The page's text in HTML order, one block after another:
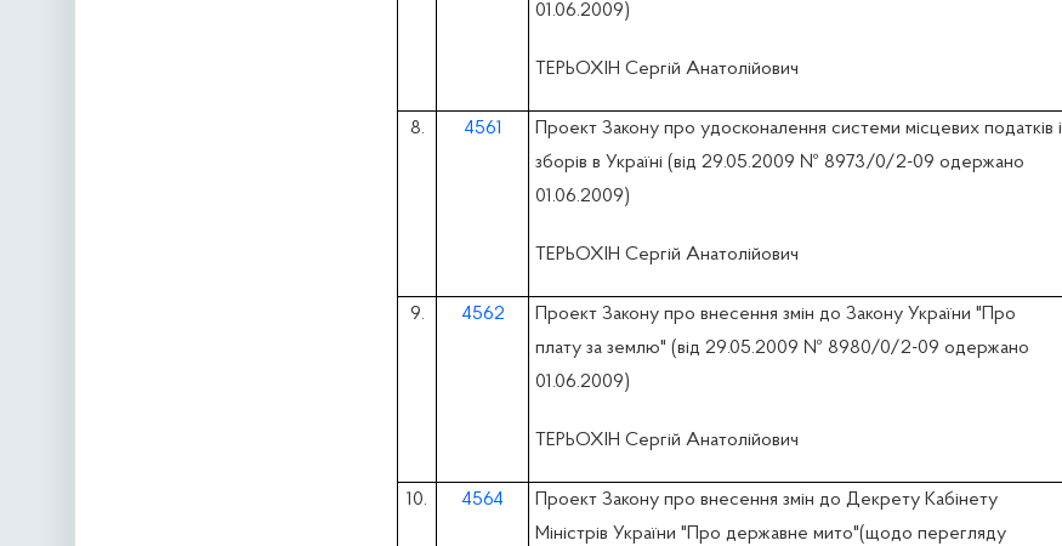
01.06.2009)
ТЕРЬОХІН Сергій Анатолійович
8. 4561
Проект Закону про удосконалення системи місцевих податків і
зборів в Україні (вiд 29.05.2009 № 8973/0/2-09 одержано
01.06.2009)
ТЕРЬОХІН Сергій Анатолійович
9. 4562
Проект Закону про внесення змін до Закону України "Про
плату за землю" (вiд 29.05.2009 № 8980/0/2-09 одержано
01.06.2009)
ТЕРЬОХІН Сергій Анатолійович
10. 4564
Проект Закону про внесення змін до Декрету Кабінету
Міністрів України "Про державне мито"(щодо перегляду